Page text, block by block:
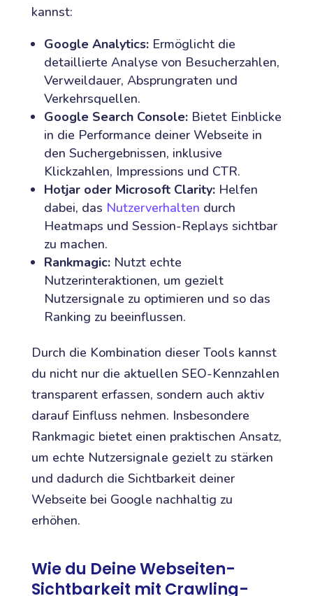
kannst:
Google Analytics:Ermöglicht die
detaillierte Analyse von Besucherzahlen,
Verweildauer, Absprungraten und
Verkehrsquellen.
Google Search Console:Bietet Einblicke
in die Performance deiner Webseite in
den Suchergebnissen, inklusive
Klickzahlen, Impressions und CTR.
Hotjar oder Microsoft Clarity:Helfen
dabei, das Nutzerverhalten durch
Heatmaps und Session-Replays sichtbar
zu machen.
Rankmagic:Nutzt echte
Nutzerinteraktionen, um gezielt
Nutzersignale zu optimieren und so das
Ranking zu beeinflussen.
Durch die Kombination dieser Tools kannst
du nicht nur die aktuellen SEO-Kennzahlen
transparent erfassen, sondern auch aktiv
darauf Einfluss nehmen. Insbesondere
Rankmagic bietet einen praktischen Ansatz,
um echte Nutzersignale gezielt zu stärken
und dadurch die Sichtbarkeit deiner
Webseite bei Google nachhaltig zu
erhöhen.
Wie du Deine Webseiten-
Sichtbarkeit mit Crawling-